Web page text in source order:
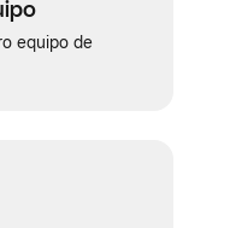
equipo de